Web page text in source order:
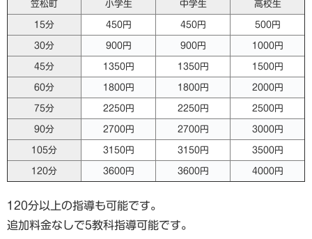
笠松町 小学生 中学生 高校生
15分 450円 450円 500円
30分 900円 900円 1000円
45分 1350円 1350円 1500円
60分 1800円 1800円 2000円
75分 2250円 2250円 2500円
90分 2700円 2700円 3000円
105分 3150円 3150円 3500円
120分 3600円 3600円 4000円
120分以上の指導も可能です。
追加料金なしで5教科指導可能です。